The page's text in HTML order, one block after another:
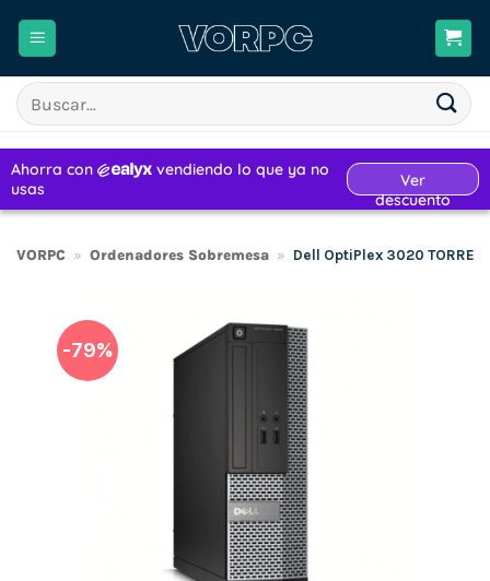
Buscar
por:
VORPC » Ordenadores Sobremesa » Dell OptiPlex 3020 TORRE /
-79%